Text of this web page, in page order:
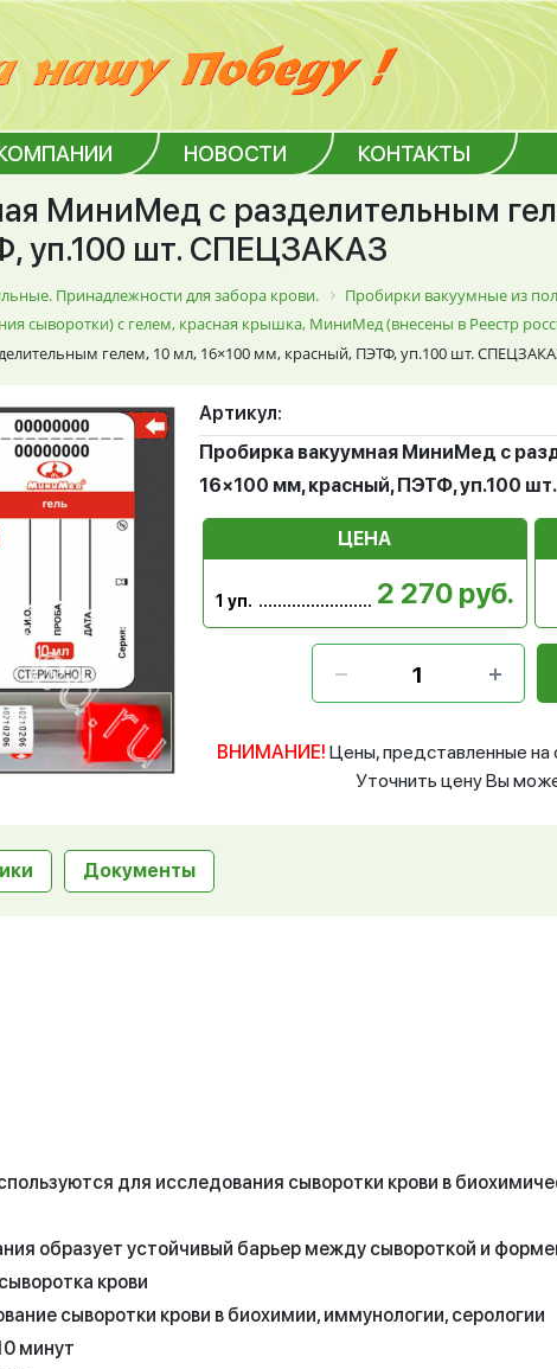
НОВОСТИ КОНТАКТЫ
МиниМед с разделительным
уп.100 шт. СПЕЦЗАКАЗ
Принадлежности для забора крови.
Пробирки вакуумные из
сыворотки) с гелем, красная крышка, МиниМед (внесены в Реестр
гелем, 10 мл, 16×100 мм, красный, ПЭТФ, уп.100 шт.
Артикул:
Пробирка вакуумная МиниМед с
16×100 мм, красный, ПЭТФ, уп.100
ЦЕНА
1 уп. 2 270 руб.
ВНИМАНИЕ! Цены, представленные на
Уточнить цену Вы
Документы
для исследования сыворотки крови в
образует устойчивый барьер между сывороткой и
крови
сыворотки крови в биохимии, иммунологии, серологии
минут